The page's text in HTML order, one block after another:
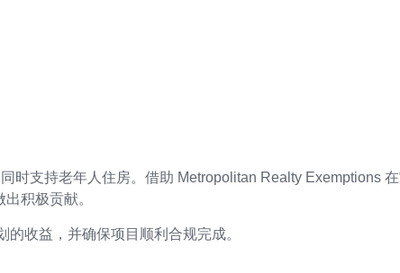
时支持老年人住房。借助 Metropolitan Realty Exemptions
积极贡献。
收益，并确保项目顺利合规完成。